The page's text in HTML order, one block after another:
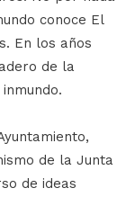
conoce El
En los años
de la
de la Junta
de ideas